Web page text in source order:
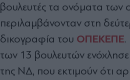
βουλευτές τα ονόµατα των
περιλαµβάνονταν στη
δικογραφία του ΟΠΕΚΕΠΕ.
των 13 βουλευτών
της Ν∆, που εκτιµούν ότι